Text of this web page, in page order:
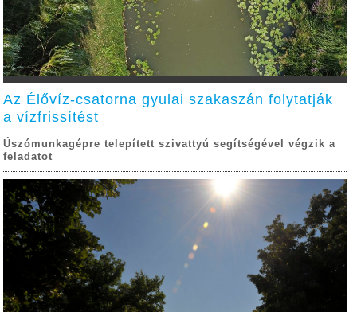
Az Élővíz-csatorna gyulai szakaszán folytatják
a vízfrissítést
Úszómunkagépre telepített szivattyú segítségével végzik a
feladatot